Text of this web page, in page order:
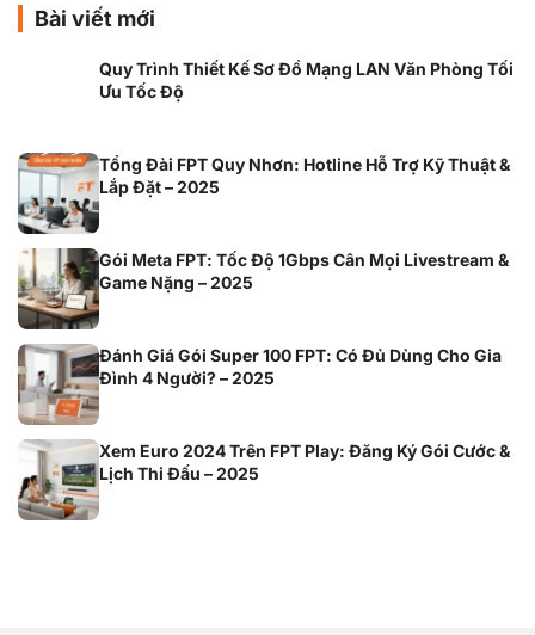
Bài viết mới
Quy Trình Thiết Kế Sơ Đồ Mạng LAN Văn Phòng Tối
Ưu Tốc Độ
Tổng Đài FPT Quy Nhơn: Hotline Hỗ Trợ Kỹ Thuật &
Lắp Đặt – 2025
Gói Meta FPT: Tốc Độ 1Gbps Cân Mọi Livestream &
Game Nặng – 2025
Đánh Giá Gói Super 100 FPT: Có Đủ Dùng Cho Gia
Đình 4 Người? – 2025
Xem Euro 2024 Trên FPT Play: Đăng Ký Gói Cước &
Lịch Thi Đấu – 2025